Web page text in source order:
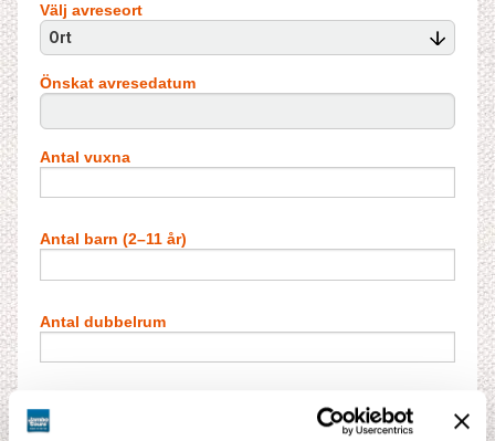
Välj avreseort
Ort
Önskat avresedatum
Antal vuxna
Antal barn (2–11 år)
Antal dubbelrum